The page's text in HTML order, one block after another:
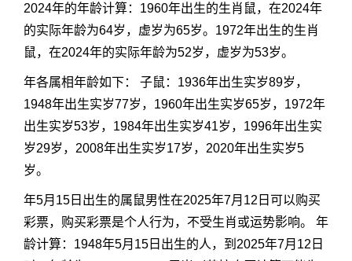
2024年的年龄计算：1960年出生的生肖鼠，在2024年
的实际年龄为64岁，虚岁为65岁。1972年出生的生肖
鼠，在2024年的实际年龄为52岁，虚岁为53岁。
年各属相年龄如下： 子鼠：1936年出生实岁89岁，
1948年出生实岁77岁，1960年出生实岁65岁，1972年
出生实岁53岁，1984年出生实岁41岁，1996年出生实
岁29岁，2008年出生实岁17岁，2020年出生实岁5
岁。
年5月15日出生的属鼠男性在2025年7月12日可以购买
彩票，购买彩票是个人行为，不受生肖或运势影响。 年
龄计算：1948年5月15日出生的人，到2025年7月12日